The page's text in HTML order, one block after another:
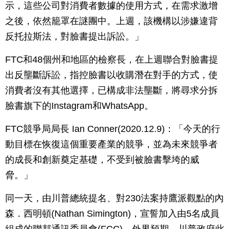
示，這些公司對消費者數據的使用方式，在需求激增
之後，依然籠罩在謎團中。上週，該機構以涉嫌違背
反托拉斯法，對臉書提出訴訟。」
FTC和48個州和地區的檢察長，在上週聯合對臉書提
出反壟斷訴訟，指控臉書以收購潛在對手的方式，使
消費者沒有其他選擇，已構成非法壟斷，將尋求分拆
臉書旗下的Instagram和WhatsApp。
FTC競爭局局長 Ian Conner(2020.12.9)：「今天的行
動目標在恢復這個重要產業的競爭，並為未來競爭者
的成長和創新奠定基礎，不受到被臉書擊垮的威
脅。」
同一天，由川普總統提名、對230法案持鷹派觀點的內
森．西明頓(Nathan Simington)，宣誓加入由5名成員